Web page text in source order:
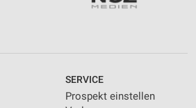
SERVICE
Prospekt einstellen